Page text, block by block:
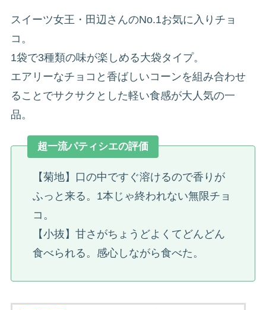
スイーツ女王・田辺さんのNo.1お気に入りチョ
コ。
1袋で3種類の味が楽しめる大袋タイプ。
エアリーなチョコと香ばしいコーンを組み合わせ
ることでサクサクとした軽い食感が大人気の一
品。
超一流パティシエの評価
【菊地】口の中ですぐ溶けるので香りが
ふっと来る。1本じゃ終われない無限チョ
コ。
【小抜】甘さがちょうどよくてどんどん
食べられる。感心しながら食べた。